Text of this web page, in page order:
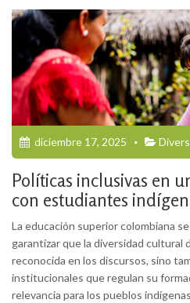
diciembre 17, 2025
Políticas inclusivas en
con estudiantes
La educación superior colombiana
garantizar que la diversidad cultural
reconocida en los discursos, sino
institucionales que regulan su
relevancia para los pueblos